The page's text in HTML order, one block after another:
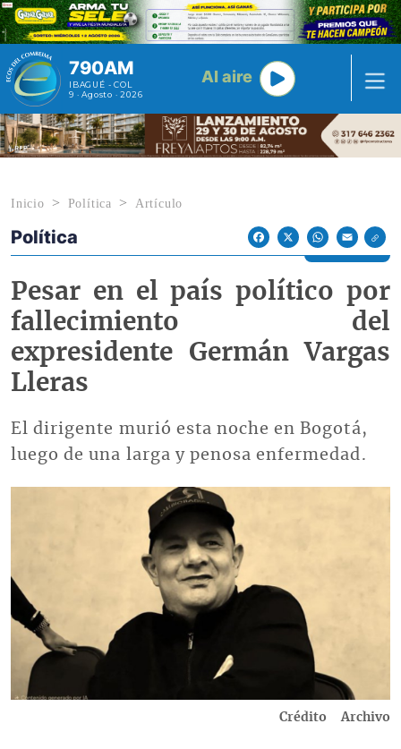
Pasar al contenido principal
790AM
IBAGUÉ - COL
9 · Agosto · 2026
Al aire
Inicio Política Artículo
Econoticias y Eventos
Política
FacebookX WhatsAppEmail
Pesar en el país político por
fallecimiento del
expresidente Germán Vargas
Lleras
El dirigente murió esta noche en Bogotá,
luego de una larga y penosa enfermedad.
Crédito Archivo